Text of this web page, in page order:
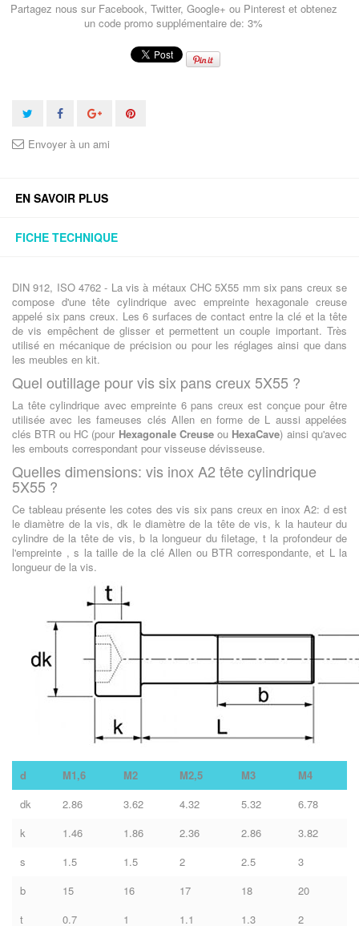
Partagez nous sur Facebook, Twitter, Google+ ou Pinterest et obtenez
un code promo supplémentaire de: 3%
Envoyer à un ami
EN SAVOIR PLUS
FICHE TECHNIQUE
DIN 912, ISO 4762 - La vis à métaux CHC 5X55 mm six pans creux se
compose d'une tête cylindrique avec empreinte hexagonale creuse
appelé six pans creux. Les 6 surfaces de contact entre la clé et la tête
de vis empêchent de glisser et permettent un couple important. Très
utilisé en mécanique de précision ou pour les réglages ainsi que dans
les meubles en kit.
Quel outillage pour vis six pans creux 5X55 ?
La tête cylindrique avec empreinte 6 pans creux est conçue pour être
utilisée avec les fameuses clés Allen en forme de L aussi appelées
clés BTR ou HC (pour Hexagonale Creuseou HexaCave) ainsi qu'avec
les embouts correspondant pour visseuse dévisseuse.
Quelles dimensions: vis inox A2 tête cylindrique
5X55 ?
Ce tableau présente les cotes des vis six pans creux en inox A2: d est
le diamètre de la vis, dk le diamètre de la tête de vis, k la hauteur du
cylindre de la tête de vis, b la longueur du filetage, t la profondeur de
l'empreinte , s la taille de la clé Allen ou BTR correspondante, et L la
longueur de la vis.
d M1,6 M2 M2,5 M3
M4
dk
2.86 3.62 4.32 5.32
6.78
k
1.46 1.86 2.36 2.86
3.82
s
1.5 1.5 2 2.5
3
b
15 16 17 18
20
t
0.7 1 1.1 1.3 2